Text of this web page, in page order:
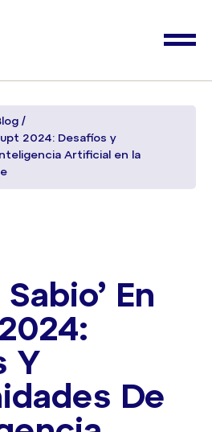
2024: Desafíos y
Artificial en la
En
Y
De